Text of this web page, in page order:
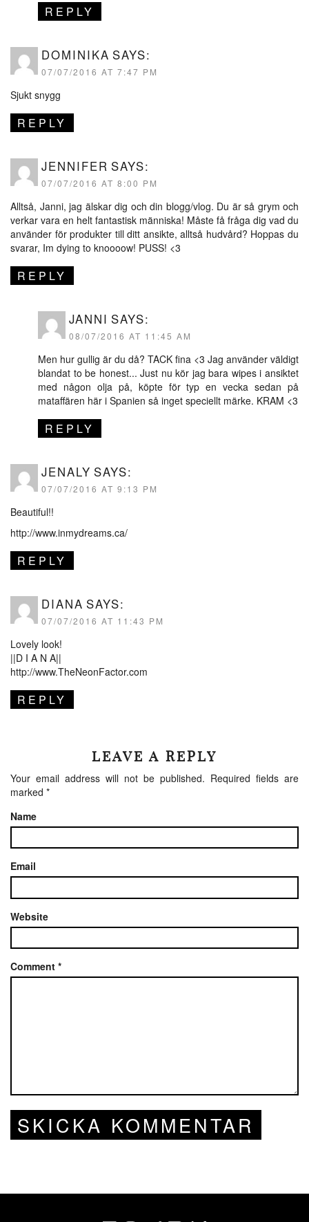
REPLY
DOMINIKA SAYS:
07/07/2016 AT 7:47 PM
Sjukt snygg
REPLY
JENNIFER SAYS:
07/07/2016 AT 8:00 PM
Alltså, Janni, jag älskar dig och din blogg/vlog. Du är så grym och
verkar vara en helt fantastisk människa! Måste få fråga dig vad du
använder för produkter till ditt ansikte, alltså hudvård? Hoppas du
svarar, Im dying to knoooow! PUSS! <3
REPLY
JANNI SAYS:
08/07/2016 AT 11:45 AM
Men hur gullig är du då? TACK fina <3 Jag använder väldigt
blandat to be honest... Just nu kör jag bara wipes i ansiktet
med någon olja på, köpte för typ en vecka sedan på
mataffären här i Spanien så inget speciellt märke. KRAM <3
REPLY
JENALY SAYS:
07/07/2016 AT 9:13 PM
Beautiful!!
http://www.inmydreams.ca/
REPLY
DIANA SAYS:
07/07/2016 AT 11:43 PM
Lovely look!
||D I A N A||
http://www.TheNeonFactor.com
REPLY
LEAVE A REPLY
Your email address will not be published. Required fields are
marked *
Name
Email
Website
Comment *
SKICKA KOMMENTAR